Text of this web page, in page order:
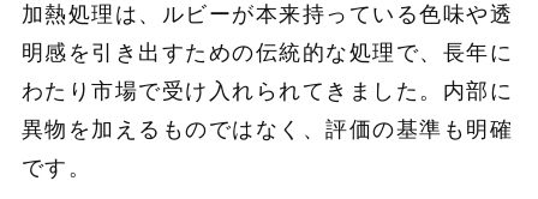
加熱処理は、ルビーが本来持っている色味や透
明感を引き出すための伝統的な処理で、長年に
わたり市場で受け入れられてきました。内部に
異物を加えるものではなく、評価の基準も明確
です。